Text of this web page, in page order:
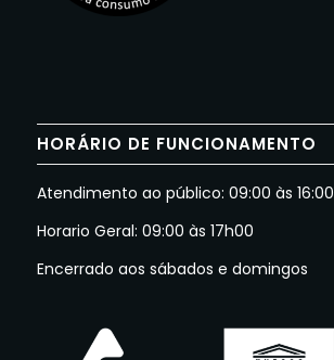
HORÁRIO DE FUNCIONAMENTO
Atendimento ao público: 09:00 às 16:00
Horario Geral: 09:00 às 17h00
Encerrado aos sábados e domingos